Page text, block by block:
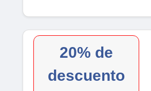
20% de
descuento